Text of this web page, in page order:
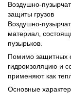
Воздушно-
защиты грузов
Воздушно-
материал,
пузырьков.
Помимо защитных
гидроизоляцию и
применяют как
Основные